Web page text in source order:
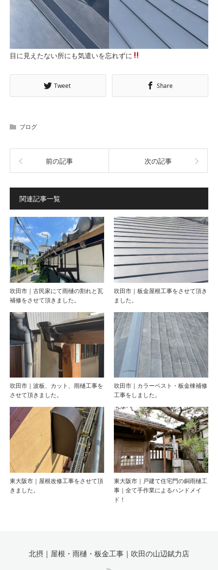
目に見えたない所にも気遣いを忘れずに
Tweet Share
ブログ
前の記事 次の記事
関連記事一覧
吹田市｜古民家にて雨樋の割れと瓦
補修をさせて頂きました。
吹田市｜板金屋根工事をさせて頂き
ました。
吹田市｜波板、カット、雨樋工事を
させて頂きました。
吹田市｜カラーベスト・板金棟補修
工事をしました。
東大阪市｜屋根改修工事をさせて頂
きました。
東大阪市｜戸建て住宅門の銅雨樋工
事｜全て手作業によるハンドメイ
ド！
北摂｜屋根・雨樋・板金工事｜吹田の山辺錻力店